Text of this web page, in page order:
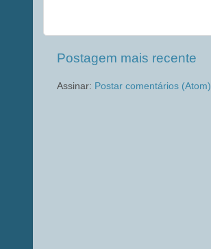
Postagem mais recente
Assinar: Postar comentários (Atom)